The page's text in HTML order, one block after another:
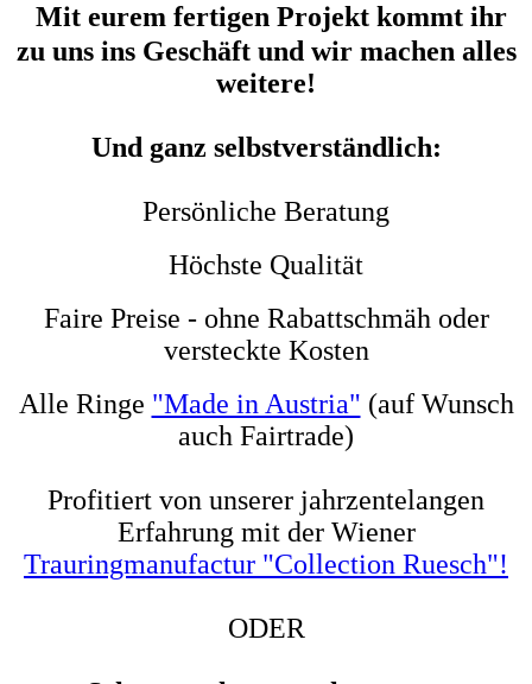
Mit eurem fertigen Projekt kommt ihr
zu uns ins Geschäft und wir machen alles
weitere!
Und ganz selbstverständlich:
Persönliche Beratung
Höchste Qualität
Faire Preise - ohne Rabattschmäh oder
versteckte Kosten
Alle Ringe "Made in Austria" (auf Wunsch
auch Fairtrade)
Profitiert von unserer jahrzentelangen
Erfahrung mit der Wiener
Trauringmanufactur "Collection Ruesch"!
ODER